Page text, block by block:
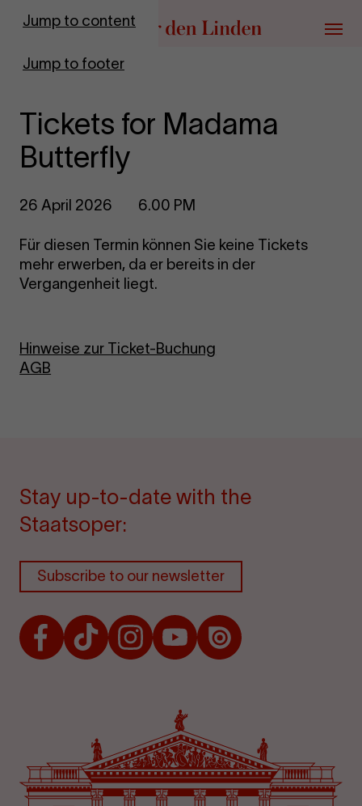
Jump to content
Jump to footer
Go to homepage
Menu
Tickets for Madama
Butterfly
26 April 2026 6.00 PM
Für diesen Termin können Sie keine Tickets
mehr erwerben, da er bereits in der
Vergangenheit liegt.
Hinweise zur Ticket-Buchung
AGB
Stay up-to-date with the
Staatsoper:
Subscribe to our newsletter
FacebookTikTokInstagramYoutubeIssuu